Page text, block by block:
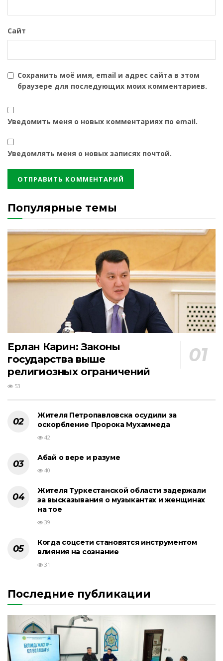
Сайт
Сохранить моё имя, email и адрес сайта в этом
браузере для последующих моих комментариев.
Уведомить меня о новых комментариях по email.
Уведомлять меня о новых записях почтой.
Популярные темы
Ерлан Карин: Законы
государства выше
религиозных ограничений
53
Жителя Петропавловска осудили за
оскорбление Пророка Мухаммеда
42
Абай о вере и разуме
40
Жителя Туркестанской области задержали
за высказывания о музыкантах и женщинах
на тое
39
Когда соцсети становятся инструментом
влияния на сознание
31
Последние публикации